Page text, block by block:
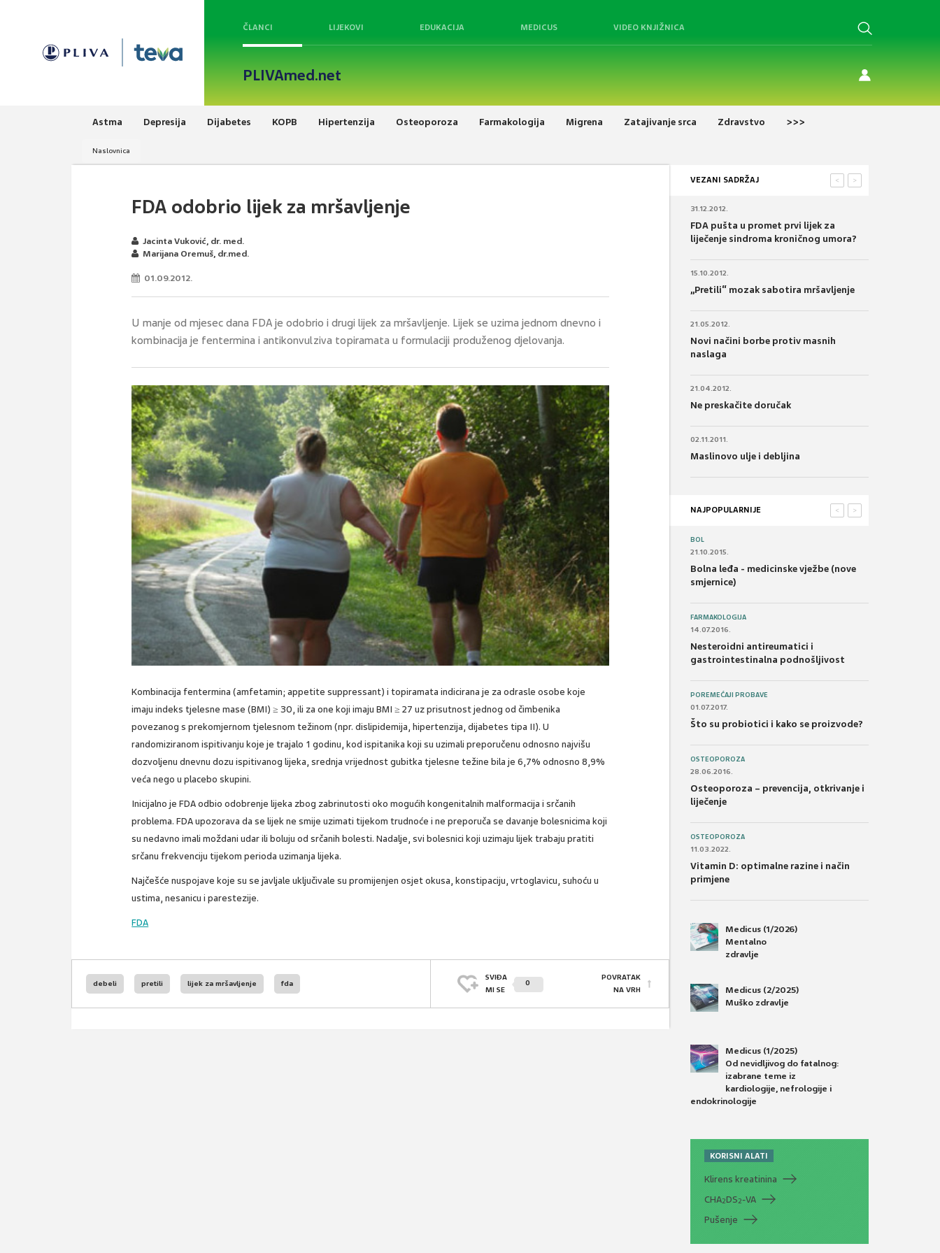
ČLANCI LIJEKOVI EDUKACIJA MEDICUS VIDEO KNJIŽNICA
PLIVAmed.net
Astma Depresija Dijabetes KOPB Hipertenzija Osteoporoza Farmakologija Migrena Zatajivanje srca Zdravstvo >>>
Naslovnica
FDA odobrio lijek za mršavljenje
Jacinta Vuković, dr. med.
Marijana Oremuš, dr.med.
01.09.2012.
U manje od mjesec dana FDA je odobrio i drugi lijek za mršavljenje. Lijek se uzima jednom dnevno i
kombinacija je fentermina i antikonvulziva topiramata u formulaciji produženog djelovanja.
Kombinacija fentermina (amfetamin; appetite suppressant) i topiramata indicirana je za odrasle osobe koje
imaju indeks tjelesne mase (BMI) ≥ 30, ili za one koji imaju BMI ≥ 27 uz prisutnost jednog od čimbenika
povezanog s prekomjernom tjelesnom težinom (npr. dislipidemija, hipertenzija, dijabetes tipa II). U
randomiziranom ispitivanju koje je trajalo 1 godinu, kod ispitanika koji su uzimali preporučenu odnosno najvišu
dozvoljenu dnevnu dozu ispitivanog lijeka, srednja vrijednost gubitka tjelesne težine bila je 6,7% odnosno 8,9%
veća nego u placebo skupini.
Inicijalno je FDA odbio odobrenje lijeka zbog zabrinutosti oko mogućih kongenitalnih malformacija i srčanih
problema. FDA upozorava da se lijek ne smije uzimati tijekom trudnoće i ne preporuča se davanje bolesnicima koji
su nedavno imali moždani udar ili boluju od srčanih bolesti. Nadalje, svi bolesnici koji uzimaju lijek trabaju pratiti
srčanu frekvenciju tijekom perioda uzimanja lijeka.
Najčešće nuspojave koje su se javljale uključivale su promijenjen osjet okusa, konstipaciju, vrtoglavicu, suhoću u
ustima, nesanicu i parestezije.
FDA
debeli pretili lijek za mršavljenje fda
SVIĐA
MI SE
0
POVRATAK
NA VRH
VEZANI SADRŽAJ >
<
31.12.2012.
FDA pušta u promet prvi lijek za
liječenje sindroma kroničnog umora?
15.10.2012.
„Pretili“ mozak sabotira mršavljenje
21.05.2012.
Novi načini borbe protiv masnih
naslaga
21.04.2012.
Ne preskačite doručak
02.11.2011.
Maslinovo ulje i debljina
NAJPOPULARNIJE >
<
BOL
21.10.2015.
Bolna leđa - medicinske vježbe (nove
smjernice)
FARMAKOLOGIJA
14.07.2016.
Nesteroidni antireumatici i
gastrointestinalna podnošljivost
POREMEĆAJI PROBAVE
01.07.2017.
Što su probiotici i kako se proizvode?
OSTEOPOROZA
28.06.2016.
Osteoporoza – prevencija, otkrivanje i
liječenje
OSTEOPOROZA
11.03.2022.
Vitamin D: optimalne razine i način
primjene
Medicus (1/2026)
Mentalno
zdravlje
Medicus (2/2025)
Muško zdravlje
Medicus (1/2025)
Od nevidljivog do fatalnog:
izabrane teme iz
kardiologije, nefrologije i
endokrinologije
KORISNI ALATI
Klirens kreatinina
CHA2DS2-VA
Pušenje